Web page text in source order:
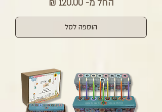
החל מ-
‏120.00 ‏₪
מחיר מבצע
הוספה לסל